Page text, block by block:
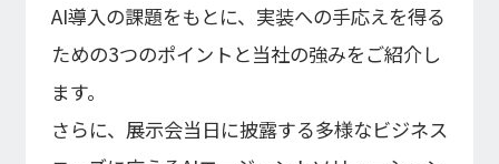
AI導入の課題をもとに、実装への手応えを得る
ための3つのポイントと当社の強みをご紹介し
ます。
さらに、展示会当日に披露する多様なビジネス